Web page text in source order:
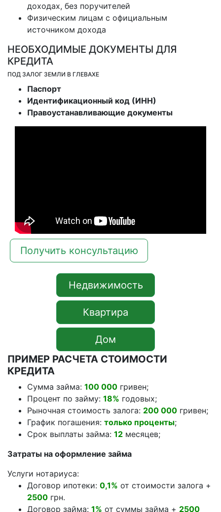
доходах, без поручителей
Физическим лицам с официальным
источником дохода
НЕОБХОДИМЫЕ ДОКУМЕНТЫ ДЛЯ
КРЕДИТА
ПОД ЗАЛОГ ЗЕМЛИ В ГЛЕВАХЕ
Паспорт
Идентификационный код (ИНН)
Правоустанавливающие документы
Получить консультацию
Недвижимость
Квартира
Дом
ПРИМЕР РАСЧЕТА СТОИМОСТИ
КРЕДИТА
Сумма займа: 100 000 гривен;
Процент по займу: 18% годовых;
Рыночная стоимость залога: 200 000 гривен;
График погашения: только проценты;
Срок выплаты займа: 12 месяцев;
Затраты на оформление займа
Услуги нотариуса:
Договор ипотеки: 0,1% от стоимости залога +
2500 грн.
Договор займа: 1% от суммы займа + 2500